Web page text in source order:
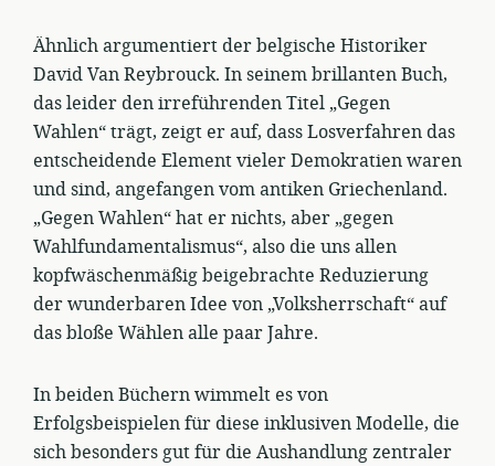
Ähnlich argumentiert der belgische Historiker
David Van Reybrouck. In seinem brillanten Buch,
das leider den irreführenden Titel „Gegen
Wahlen“ trägt, zeigt er auf, dass Losverfahren das
entscheidende Element vieler Demokratien waren
und sind, angefangen vom antiken Griechenland.
„Gegen Wahlen“ hat er nichts, aber „gegen
Wahlfundamentalismus“, also die uns allen
kopfwäschenmäßig beigebrachte Reduzierung
der wunderbaren Idee von „Volksherrschaft“ auf
das bloße Wählen alle paar Jahre.
In beiden Büchern wimmelt es von
Erfolgsbeispielen für diese inklusiven Modelle, die
sich besonders gut für die Aushandlung zentraler